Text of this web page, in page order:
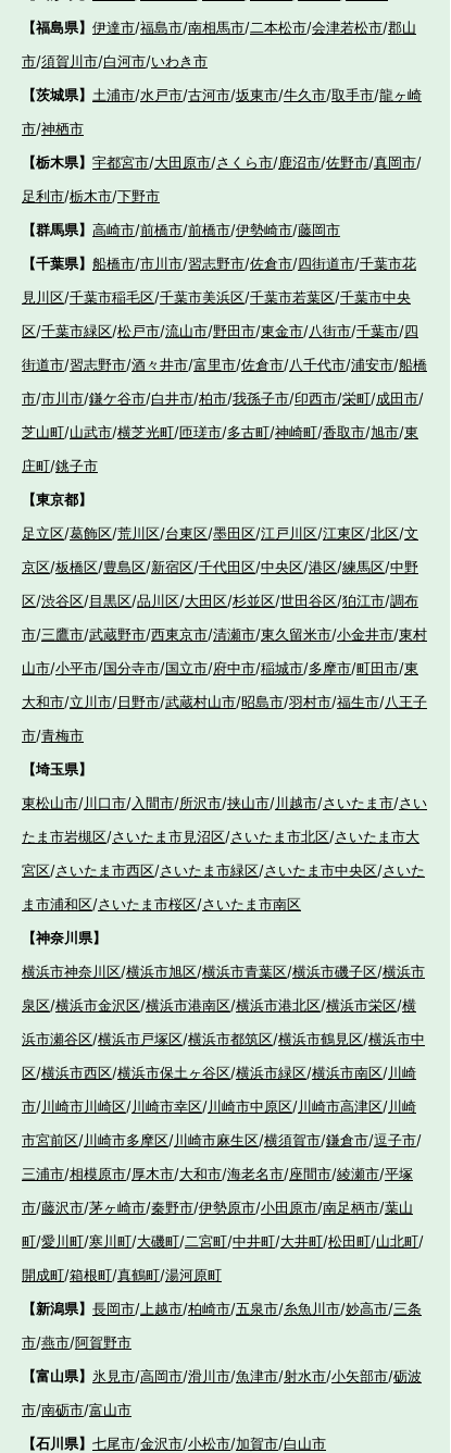
【福島県】 伊達市/福島市/南相馬市/二本松市/会津若松市/郡山
市/須賀川市/白河市/いわき市
【茨城県】 土浦市/水戸市/古河市/坂東市/牛久市/取手市/龍ヶ崎
市/神栖市
【栃木県】 宇都宮市/大田原市/さくら市/鹿沼市/佐野市/真岡市/
足利市/栃木市/下野市
【群馬県】 高崎市/前橋市/前橋市/伊勢崎市/藤岡市
【千葉県】 船橋市/市川市/習志野市/佐倉市/四街道市/千葉市花
見川区/千葉市稲毛区/千葉市美浜区/千葉市若葉区/千葉市中央
区/千葉市緑区/松戸市/流山市/野田市/東金市/八街市/千葉市/四
街道市/習志野市/酒々井市/富里市/佐倉市/八千代市/浦安市/船橋
市/市川市/鎌ケ谷市/白井市/柏市/我孫子市/印西市/栄町/成田市/
芝山町/山武市/横芝光町/匝瑳市/多古町/神崎町/香取市/旭市/東
庄町/銚子市
【東京都】
足立区/葛飾区/荒川区/台東区/墨田区/江戸川区/江東区/北区/文
京区/板橋区/豊島区/新宿区/千代田区/中央区/港区/練馬区/中野
区/渋谷区/目黒区/品川区/大田区/杉並区/世田谷区/狛江市/調布
市/三鷹市/武蔵野市/西東京市/清瀬市/東久留米市/小金井市/東村
山市/小平市/国分寺市/国立市/府中市/稲城市/多摩市/町田市/東
大和市/立川市/日野市/武蔵村山市/昭島市/羽村市/福生市/八王子
市/青梅市
【埼玉県】
東松山市/川口市/入間市/所沢市/挟山市/川越市/さいたま市/さい
たま市岩槻区/さいたま市見沼区/さいたま市北区/さいたま市大
宮区/さいたま市西区/さいたま市緑区/さいたま市中央区/さいた
ま市浦和区/さいたま市桜区/さいたま市南区
【神奈川県】
横浜市神奈川区/横浜市旭区/横浜市青葉区/横浜市磯子区/横浜市
泉区/横浜市金沢区/横浜市港南区/横浜市港北区/横浜市栄区/横
浜市瀬谷区/横浜市戸塚区/横浜市都筑区/横浜市鶴見区/横浜市中
区/横浜市西区/横浜市保土ヶ谷区/横浜市緑区/横浜市南区/川崎
市/川崎市川崎区/川崎市幸区/川崎市中原区/川崎市高津区/川崎
市宮前区/川崎市多摩区/川崎市麻生区/横須賀市/鎌倉市/逗子市/
三浦市/相模原市/厚木市/大和市/海老名市/座間市/綾瀬市/平塚
市/藤沢市/茅ヶ崎市/秦野市/伊勢原市/小田原市/南足柄市/葉山
町/愛川町/寒川町/大磯町/二宮町/中井町/大井町/松田町/山北町/
開成町/箱根町/真鶴町/湯河原町
【新潟県】 長岡市/ 上越市/柏崎市/五泉市/糸魚川市/妙高市/三条
市/燕市/阿賀野市
【富山県】 氷見市/高岡市/滑川市/魚津市/射水市/小矢部市/砺波
市/南砺市/富山市
【石川県】 七尾市/金沢市/小松市/加賀市/白山市